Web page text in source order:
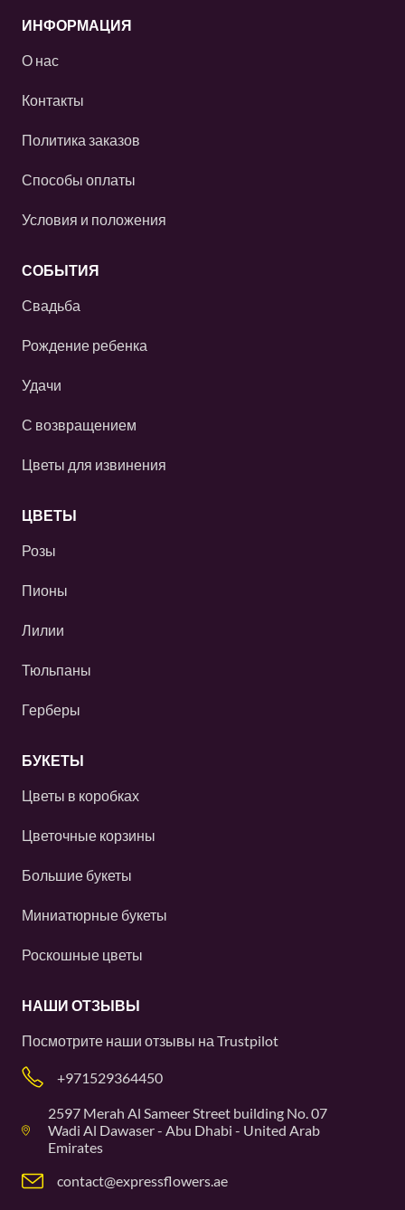
ИНФОРМАЦИЯ
О нас
Контакты
Политика заказов
Способы оплаты
Условия и положения
СОБЫТИЯ
Свадьба
Рождение ребенка
Удачи
С возвращением
Цветы для извинения
ЦВЕТЫ
Розы
Пионы
Лилии
Тюльпаны
Герберы
БУКЕТЫ
Цветы в коробках
Цветочные корзины
Большие букеты
Миниатюрные букеты
Роскошные цветы
НАШИ ОТЗЫВЫ
Посмотрите наши отзывы на Trustpilot
+971529364450
2597 Merah Al Sameer Street building No. 07
Wadi Al Dawaser - Abu Dhabi - United Arab
Emirates
contact@expressflowers.ae